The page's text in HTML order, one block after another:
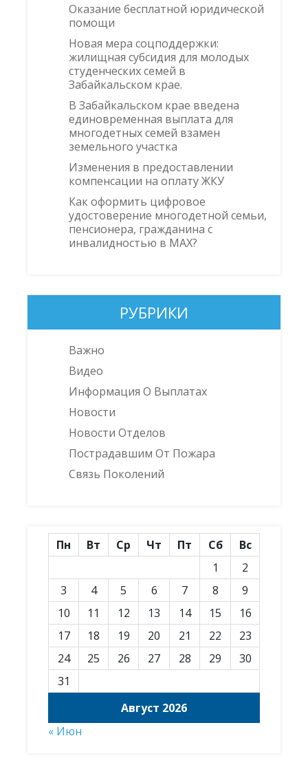
Оказание бесплатной юридической
помощи
Новая мера соцподдержки:
жилищная субсидия для молодых
студенческих семей в
Забайкальском крае.
В Забайкальском крае введена
единовременная выплата для
многодетных семей взамен
земельного участка
Изменения в предоставлении
компенсации на оплату ЖКУ
Как оформить цифровое
удостоверение многодетной семьи,
пенсионера, гражданина с
инвалидностью в MAX?
РУБРИКИ
Важно
Видео
Информация О Выплатах
Новости
Новости Отделов
Пострадавшим От Пожара
Связь Поколений
Август 2026
Пн Вт Ср Чт Пт Сб
Вс
1
2
3
4 5 6 7 8
9
10
11 12 13 14 15
16
17
18 19 20 21 22
23
24
25 26 27 28 29
30
31
« Июн